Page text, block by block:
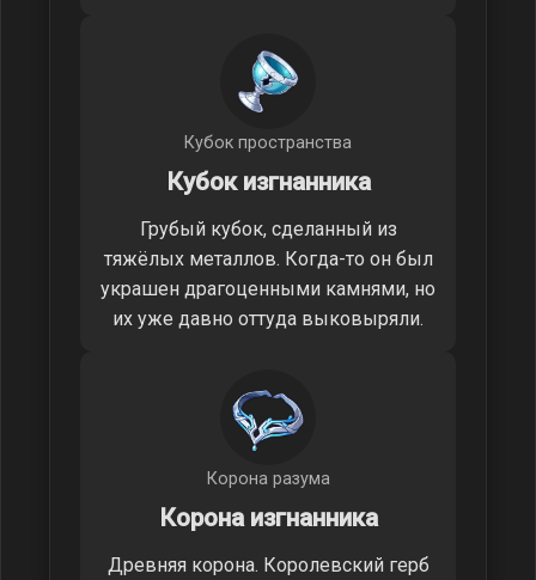
Кубок пространства
Кубок изгнанника
Грубый кубок, сделанный из
тяжёлых металлов. Когда-то он был
украшен драгоценными камнями, но
их уже давно оттуда выковыряли.
Корона разума
Корона изгнанника
Древняя корона. Королевский герб